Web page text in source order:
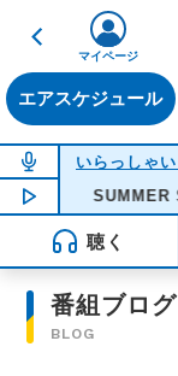
戻る
エアスケジュール
マイページ
NOW ON AIR
NOW
SUMMER
聴く
番組ブログ
BLOG